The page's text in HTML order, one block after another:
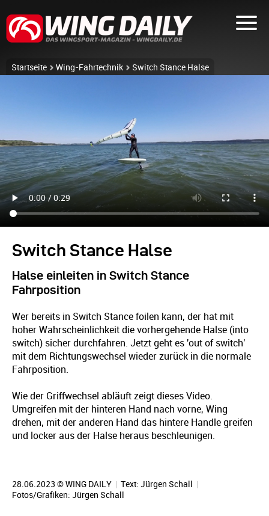
Startseite Wing-Fahrtechnik Switch Stance Halse
Switch Stance Halse
Halse einleiten in Switch Stance
Fahrposition
Wer bereits in Switch Stance foilen kann, der hat mit
hoher Wahrscheinlichkeit die vorhergehende Halse (into
switch) sicher durchfahren. Jetzt geht es 'out of switch'
mit dem Richtungswechsel wieder zurück in die normale
Fahrposition.
Wie der Griffwechsel abläuft zeigt dieses Video.
Umgreifen mit der hinteren Hand nach vorne, Wing
drehen, mit der anderen Hand das hintere Handle greifen
und locker aus der Halse heraus beschleunigen.
28.06.2023 © WING DAILY | Text: Jürgen Schall |
Fotos/Grafiken: Jürgen Schall